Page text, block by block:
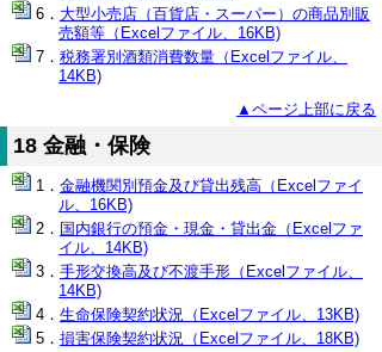
大型小売店（百貨店・スーパー）の商品別販
売額等（Excelファイル、16KB)
税務署別酒類消費数量（Excelファイル、
14KB)
▲ページ上部に戻る
18 金融・保険
金融機関別預金及び貸出残高（Excelファイ
ル、16KB)
国内銀行の預金・現金・貸出金（Excelファ
イル、14KB)
手形交換高及び不渡手形（Excelファイル、
14KB)
生命保険契約状況（Excelファイル、13KB)
損害保険契約状況（Excelファイル、18KB)